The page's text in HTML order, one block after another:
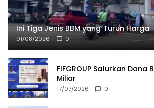
Ini Tiga Jenis BBM yang Turun Harga
01/08/2026 0
FIFGROUP Salurkan Dana
Miliar
17/07/2026 0